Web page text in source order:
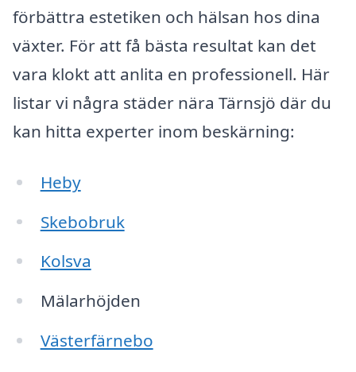
förbättra estetiken och hälsan hos dina
växter. För att få bästa resultat kan det
vara klokt att anlita en professionell. Här
listar vi några städer nära Tärnsjö där du
kan hitta experter inom beskärning:
Heby
Skebobruk
Kolsva
Mälarhöjden
Västerfärnebo